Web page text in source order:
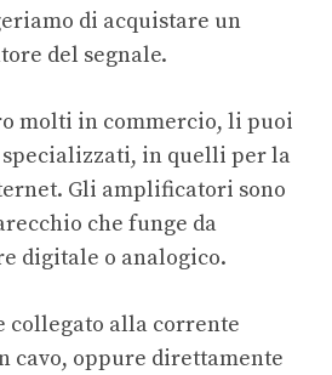
di acquistare un
del segnale.
molti in commercio, li puoi
in quelli per la
Gli amplificatori sono
che funge da
digitale o analogico.
collegato alla corrente
cavo, oppure direttamente